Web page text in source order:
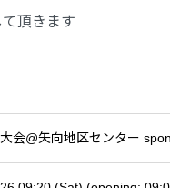
頂きます
会@矢向地区センター